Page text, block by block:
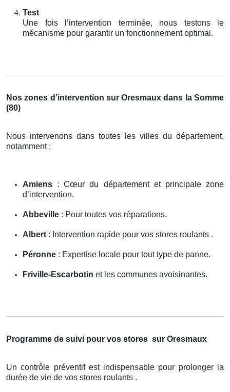
Test
Une fois l’intervention terminée, nous testons le
mécanisme pour garantir un fonctionnement optimal.
Nos zones d’intervention sur Oresmaux dans la Somme
(80)
Nous intervenons dans toutes les villes du département,
notamment :
Amiens : Cœur du département et principale zone
d’intervention.
Abbeville : Pour toutes vos réparations.
Albert : Intervention rapide pour vos stores roulants .
Péronne : Expertise locale pour tout type de panne.
Friville-Escarbotin et les communes avoisinantes.
Programme de suivi pour vos stores sur Oresmaux
Un contrôle préventif est indispensable pour prolonger la
durée de vie de vos stores roulants .